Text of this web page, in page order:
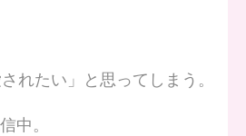
れたい」と思ってしまう。
中。